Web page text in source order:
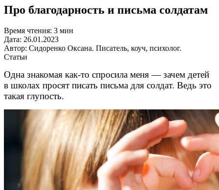
Про благодарность и письма солдатам
Время чтения: 3 мин
Дата: 26.01.2023
Автор: Сидоренко Оксана. Писатель, коуч, психолог.
Статьи
Одна знакомая как-то спросила меня — зачем детей
в школах просят писать письма для солдат. Ведь это
такая глупость.